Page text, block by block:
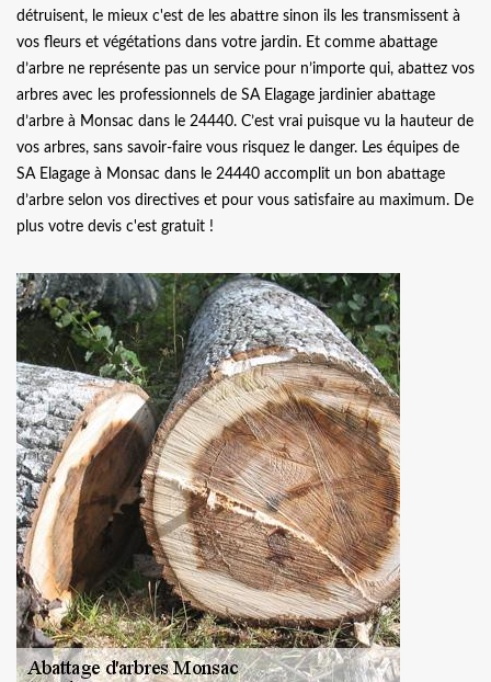
détruisent, le mieux c'est de les abattre sinon ils les transmissent à
vos fleurs et végétations dans votre jardin. Et comme abattage
d’arbre ne représente pas un service pour n’importe qui, abattez vos
arbres avec les professionnels de SA Elagage jardinier abattage
d’arbre à Monsac dans le 24440. C’est vrai puisque vu la hauteur de
vos arbres, sans savoir-faire vous risquez le danger. Les équipes de
SA Elagage à Monsac dans le 24440 accomplit un bon abattage
d’arbre selon vos directives et pour vous satisfaire au maximum. De
plus votre devis c'est gratuit !